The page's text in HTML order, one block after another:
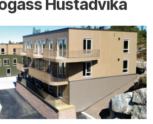
Hustadvika